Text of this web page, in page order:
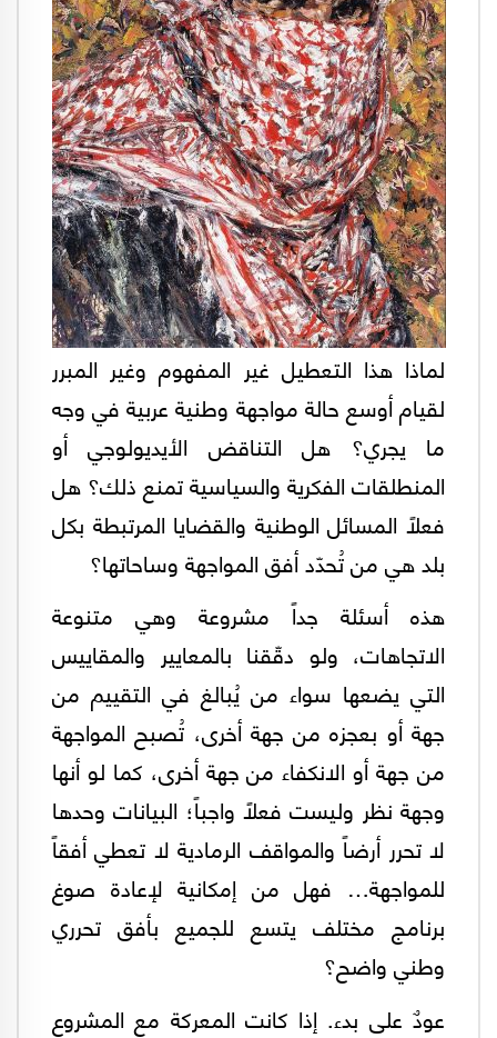
لماذا هذا التعطيل غير المفهوم وغير المبرر
لقيام أوسع حالة مواجهة وطنية عربية في وجه
ما يجري؟ هل التناقض الأيديولوجي أو
المنطلقات الفكرية والسياسية تمنع ذلك؟ هل
فعلاً المسائل الوطنية والقضايا المرتبطة بكل
بلد هي من تُحدّد أفق المواجهة وساحاتها؟
هذه أسئلة جداً مشروعة وهي متنوعة
الاتجاهات، ولو دقّقنا بالمعايير والمقاييس
التي يضعها سواء من يُبالغ في التقييم من
جهة أو بعجزه من جهة أخرى، تُصبح المواجهة
من جهة أو الانكفاء من جهة أخرى، كما لو أنها
وجهة نظر وليست فعلاً واجباً؛ البيانات وحدها
لا تحرر أرضاً والمواقف الرمادية لا تعطي أفقاً
للمواجهة… فهل من إمكانية لإعادة صوغ
برنامج مختلف يتسع للجميع بأفق تحرري
وطني واضح؟
عودٌ على بدء. إذا كانت المعركة مع المشروع